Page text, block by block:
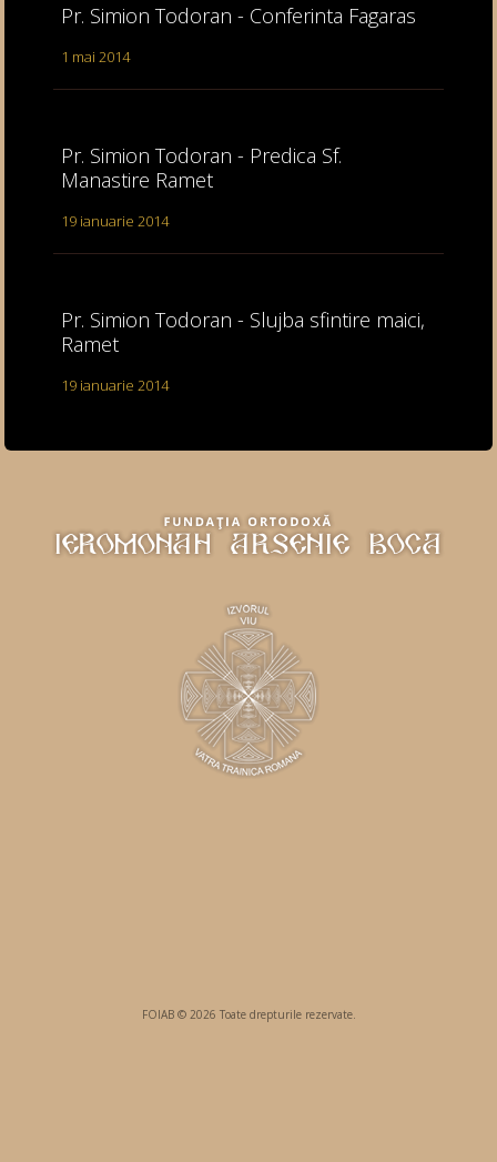
Pr. Simion Todoran - Conferinta Fagaras
1 mai 2014
Pr. Simion Todoran - Predica Sf.
Manastire Ramet
19 ianuarie 2014
Pr. Simion Todoran - Slujba sfintire maici,
Ramet
19 ianuarie 2014
FOIAB © 2026 Toate drepturile rezervate.